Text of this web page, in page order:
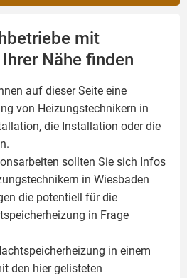
mit
Nähe finden
auf dieser Seite eine
von Heizungstechnikern in
die Installation oder die
.
sollten Sie sich Infos
in Wiesbaden
die potentiell für die
in Frage
in einem
den hier gelisteten